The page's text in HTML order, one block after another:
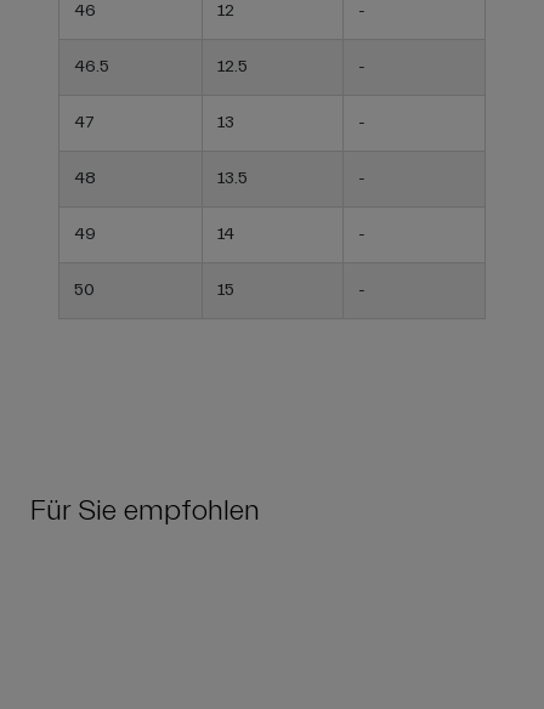
46 12 -
46.5 12.5 -
47 13 -
48 13.5 -
49 14 -
50 15 -
Für Sie empfohlen